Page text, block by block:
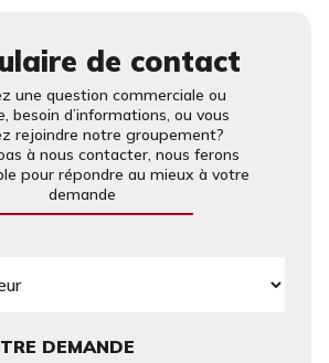
de contact
une question commerciale ou
besoin d’informations, ou vous
rejoindre notre groupement?
à nous contacter, nous ferons
pour répondre au mieux à votre
demande
DEMANDE